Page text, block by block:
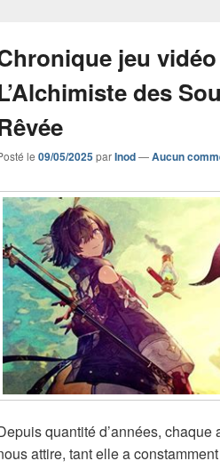
jeu
des
le 09/05/2025parInod—Aucun
quantité d’années,
attire, tant elle a